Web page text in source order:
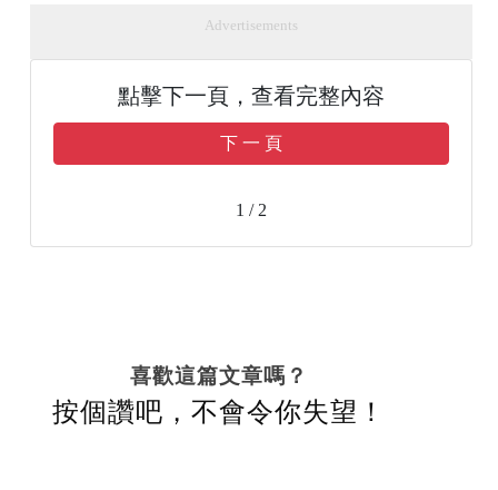
Advertisements
點擊下一頁，查看完整內容
下 一 頁
1 / 2
喜歡這篇文章嗎？
按個讚吧，不會令你失望！